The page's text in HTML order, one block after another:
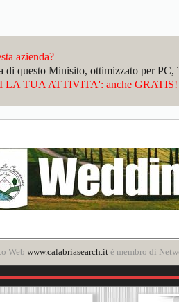
azienda?
di questo Minisito, ottimizzato per
LA TUA ATTIVITA': anche GRATIS!
Web www.calabriasearch.it è membro di